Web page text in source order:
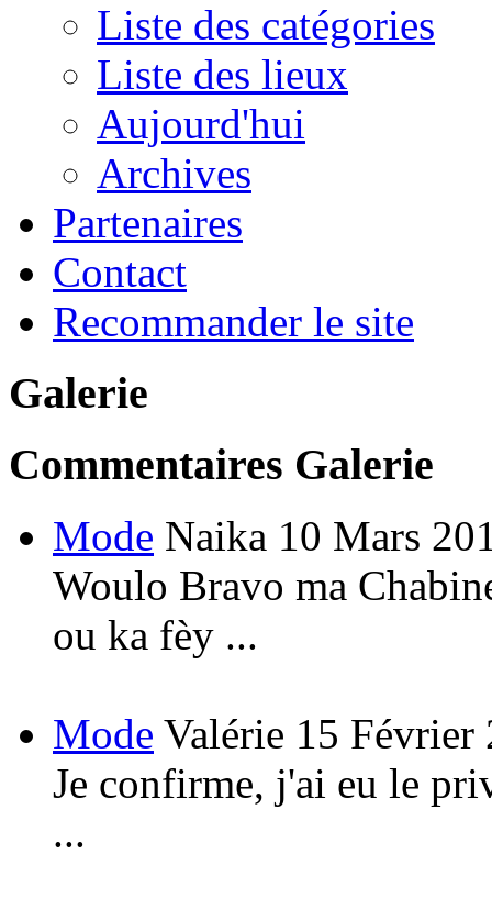
Liste des catégories
Liste des lieux
Aujourd'hui
Archives
Partenaires
Contact
Recommander le site
Galerie
Commentaires Galerie
Mode Naika 10 Mars
Woulo Bravo ma
ou ka fèy ...
Mode Valérie 15 Février
Je confirme, j'ai eu le
...